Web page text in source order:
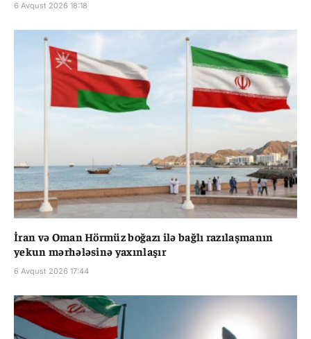
6 Avqust 2026 18:18
İran və Oman Hörmüz boğazı ilə bağlı razılaşmanın
yekun mərhələsinə yaxınlaşır
6 Avqust 2026 17:44